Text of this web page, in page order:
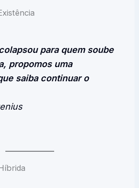
para quem soube
propomos uma
saiba continuar o